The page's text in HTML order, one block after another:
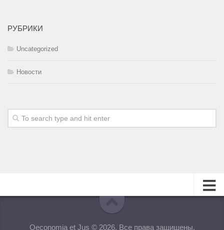
РУБРИКИ
Uncategorized
Новости
Oeconomia et Jus © 2026. Все права защищены.